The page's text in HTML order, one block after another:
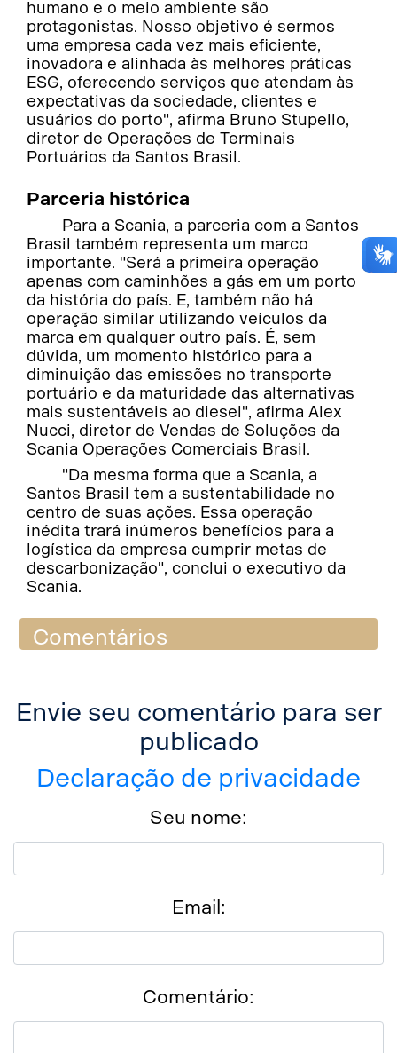
humano e o meio ambiente são
protagonistas. Nosso objetivo é sermos
uma empresa cada vez mais eficiente,
inovadora e alinhada às melhores práticas
ESG, oferecendo serviços que atendam às
expectativas da sociedade, clientes e
usuários do porto", afirma Bruno Stupello,
diretor de Operações de Terminais
Portuários da Santos Brasil.
Parceria histórica
Para a Scania, a parceria com a Santos
Brasil também representa um marco
importante. "Será a primeira operação
apenas com caminhões a gás em um porto
da história do país. E, também não há
operação similar utilizando veículos da
marca em qualquer outro país. É, sem
dúvida, um momento histórico para a
diminuição das emissões no transporte
portuário e da maturidade das alternativas
mais sustentáveis ao diesel", afirma Alex
Nucci, diretor de Vendas de Soluções da
Scania Operações Comerciais Brasil.
"Da mesma forma que a Scania, a
Santos Brasil tem a sustentabilidade no
centro de suas ações. Essa operação
inédita trará inúmeros benefícios para a
logística da empresa cumprir metas de
descarbonização", conclui o executivo da
Scania.
Comentários
Envie seu comentário para ser
publicado
Declaração de privacidade
Seu nome:
Email:
Comentário: